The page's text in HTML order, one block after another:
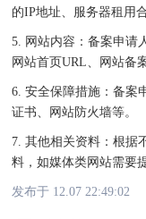
的IP地址、服务器租用
5. 网站内容：备案申请
网站首页URL、网站备
6. 安全保障措施：备案
证书、网站防火墙等。
7. 其他相关资料：根据
料，如媒体类网站需要
发布于 12.07 22:49:02